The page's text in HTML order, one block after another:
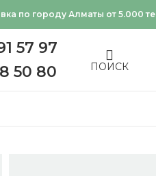
по городу Алматы от 5.000
57 97
50 80
ПОИСК